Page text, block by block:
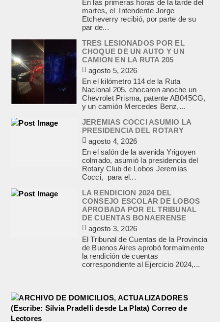
En las primeras horas de la tarde del
martes, el Intendente Jorge
Etcheverry recibió, por parte de su
par de...
TRES LESIONADOS POR EL
CHOQUE DE UN AUTO Y UN
CAMION EN LA RUTA 205
agosto 5, 2026
En el kilómetro 114 de la Ruta
Nacional 205, chocaron anoche un
Chevrolet Prisma, patente AB045CG,
y un camión Mercedes Benz,...
JEREMIAS COCCI ASUMIO LA
PRESIDENCIA DEL ROTARY
agosto 4, 2026
En el salón de la avenida Yrigoyen
colmado, asumió la presidencia del
Rotary Club de Lobos Jeremías
Cocci, para el...
LA RENDICION 2024 DEL
CONSEJO ESCOLAR DE LOBOS
APROBADA POR EL TRIBUNAL
DE CUENTAS BONAERENSE
agosto 3, 2026
El Tribunal de Cuentas de la Provincia
de Buenos Aires aprobó formalmente
la rendición de cuentas
correspondiente al Ejercicio 2024,...